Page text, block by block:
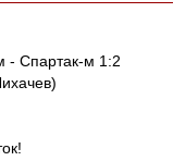
- Спартак-м 1:2